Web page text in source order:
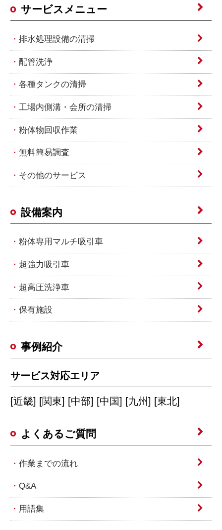
サービスメニュー
排水処理設備の清掃
配管洗浄
各種タンクの清掃
工場内側溝・会所の清掃
粉体物回収作業
無料簡易調査
その他のサービス
設備案内
粉体専用マルチ吸引車
超強力吸引車
超高圧洗浄車
保有施設
事例紹介
サービス対応エリア
[近畿] [関東] [中部] [中国] [九州] [東北]
よくあるご質問
作業までの流れ
Q&A
用語集